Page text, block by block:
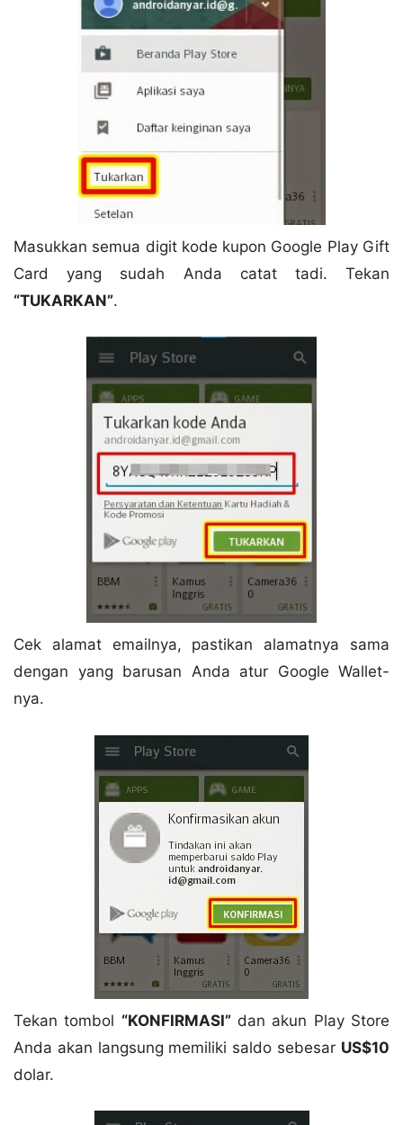
Masukkan semua digit kode kupon Google Play Gift
Card yang sudah Anda catat tadi. Tekan
“TUKARKAN”.
Cek alamat emailnya, pastikan alamatnya sama
dengan yang barusan Anda atur Google Wallet-
nya.
Tekan tombol “KONFIRMASI”dan akun Play Store
Anda akan langsung memiliki saldo sebesar US$10
dolar.